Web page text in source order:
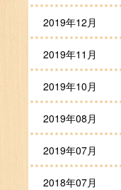
2019年12月
2019年11月
2019年10月
2019年08月
2019年07月
2018年07月